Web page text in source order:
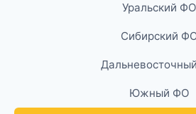
Уральский ФО
Сибирский
Южный ФО